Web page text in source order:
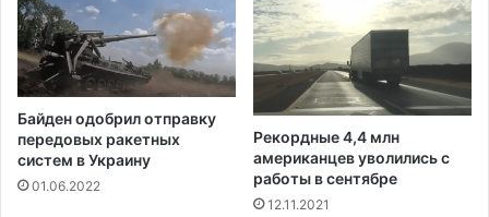
в
о
п
е
х
о
т
н
ы
р
е
т
а
Байден одобрил отправку
передовых ракетных
систем в Украину
01.06.2022
Рекордные 4,4 млн
американцев уволились с
работы в сентябре
12.11.2021